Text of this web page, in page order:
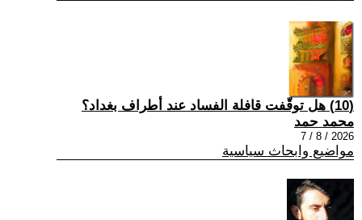
(10) هل توقّفت قافلة الفساد عند أطراف بغداد؟
محمد حمد
2026 / 8 / 7
مواضيع وابحاث سياسية